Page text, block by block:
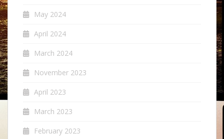
May 2024
April 2024
March 2024
November 2023
April 2023
March 2023
February 2023